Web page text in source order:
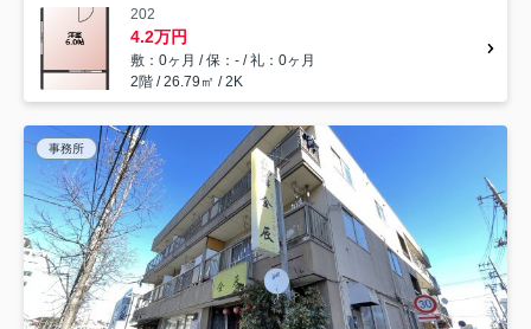
202
4.2万円
敷：0ヶ月 / 保：- / 礼：0ヶ月
2階 / 26.79㎡ / 2K
事務所